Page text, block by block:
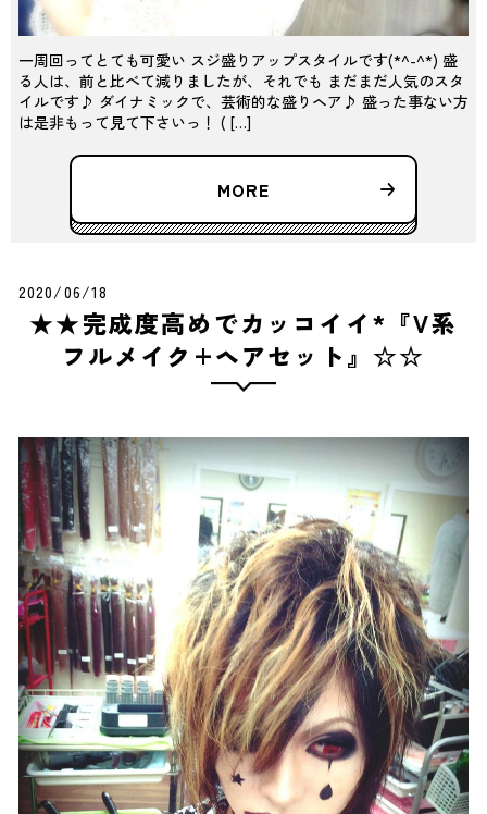
一周回ってとても可愛い スジ盛りアップスタイルです(*^-^*) 盛
る人は、前と比べて減りましたが、それでも まだまだ人気のスタ
イルです♪ ダイナミックで、芸術的な盛りヘア♪ 盛った事ない方
は是非もって見て下さいっ！ ( […]
MORE
2020/06/18
★★完成度高めでカッコイイ*『V系
フルメイク+ヘアセット』☆☆